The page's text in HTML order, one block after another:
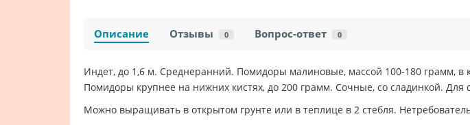
Описание Отзывы 0 Вопрос-ответ 0
Индет, до 1,6 м. Среднеранний. Помидоры малиновые, массой 100-180 грамм, в
Помидоры крупнее на нижних кистях, до 200 грамм. Сочные, со сладинкой. Для
Можно выращивать в открытом грунте или в теплице в 2 стебля.